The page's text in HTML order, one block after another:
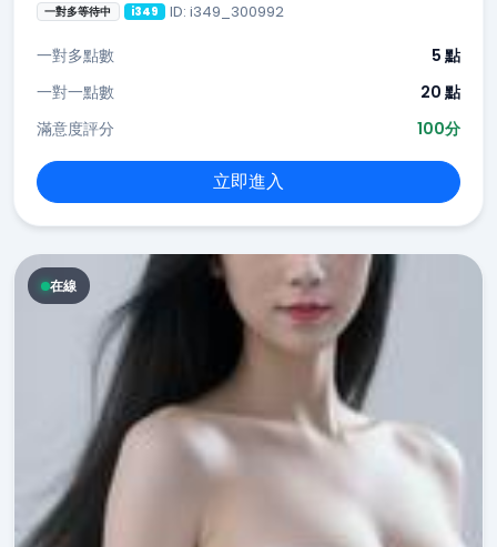
一對多等待中 i349 ID: i349_300992
一對多點數
5 點
一對一點數
20 點
滿意度評分
100分
立即進入
在線